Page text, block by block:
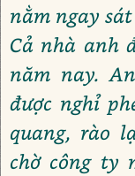
nằm ngay
Cả nhà anh
năm nay.
được nghỉ
quang, rào
chờ công ty